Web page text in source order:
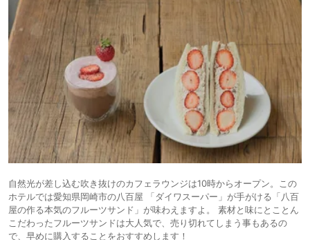
自然光が差し込む吹き抜けのカフェラウンジは10時からオープン。この
ホテルでは愛知県岡崎市の八百屋 「ダイワスーパー」が手がける「八百
屋の作る本気のフルーツサンド」が味わえますよ。 素材と味にとことん
こだわったフルーツサンドは大人気で、売り切れてしまう事もあるの
で、早めに購入することをおすすめします！